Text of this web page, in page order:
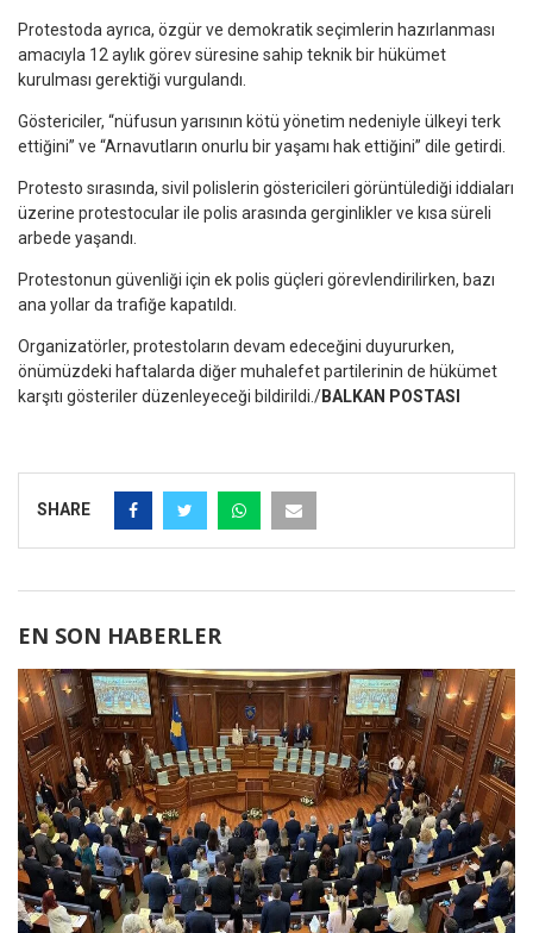
Protestoda ayrıca, özgür ve demokratik seçimlerin hazırlanması
amacıyla 12 aylık görev süresine sahip teknik bir hükümet
kurulması gerektiği vurgulandı.
Göstericiler, “nüfusun yarısının kötü yönetim nedeniyle ülkeyi terk
ettiğini” ve “Arnavutların onurlu bir yaşamı hak ettiğini” dile getirdi.
Protesto sırasında, sivil polislerin göstericileri görüntülediği iddiaları
üzerine protestocular ile polis arasında gerginlikler ve kısa süreli
arbede yaşandı.
Protestonun güvenliği için ek polis güçleri görevlendirilirken, bazı
ana yollar da trafiğe kapatıldı.
Organizatörler, protestoların devam edeceğini duyururken,
önümüzdeki haftalarda diğer muhalefet partilerinin de hükümet
karşıtı gösteriler düzenleyeceği bildirildi./BALKAN POSTASI
SHARE
EN SON HABERLER